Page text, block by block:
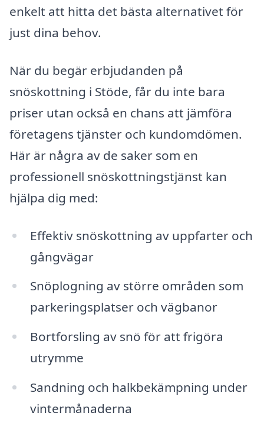
enkelt att hitta det bästa alternativet för
just dina behov.
När du begär erbjudanden på
snöskottning i Stöde, får du inte bara
priser utan också en chans att jämföra
företagens tjänster och kundomdömen.
Här är några av de saker som en
professionell snöskottningstjänst kan
hjälpa dig med:
Effektiv snöskottning av uppfarter och
gångvägar
Snöplogning av större områden som
parkeringsplatser och vägbanor
Bortforsling av snö för att frigöra
utrymme
Sandning och halkbekämpning under
vintermånaderna